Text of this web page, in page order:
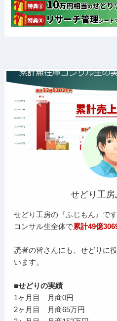
せどり工
せどり工房の『ふじもん』です
コンサル生全体で累計49億
読者の皆さんにも、せどりに
います。
■せどりの実績
1ヶ月目 月商0円
2ヶ月目 月商65万円